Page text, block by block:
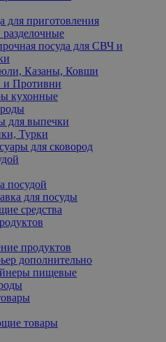
для приготовления
разделочные
посуда для СВЧ и
Казаны, Ковши
и Противни
кухонные
для выпечки
Турки
для сковород
посудой
для посуды
средства
продуктов
дополнительно
пищевые
товары